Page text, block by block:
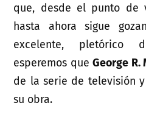
que, desde el punto de
hasta ahora sigue
excelente, pletórico
esperemos queGeorge R.
de la serie de televisión
su obra.